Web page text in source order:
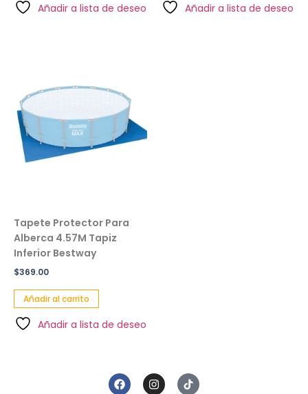
Añadir a lista de deseo Añadir a lista de deseo
Tapete Protector Para
Alberca 4.57M Tapiz
Inferior Bestway
$369.00
Añadir al carrito
Añadir a lista de deseo